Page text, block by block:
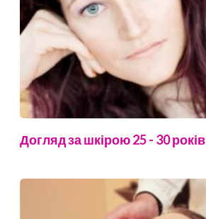
Догляд за шкірою 25 - 30 років